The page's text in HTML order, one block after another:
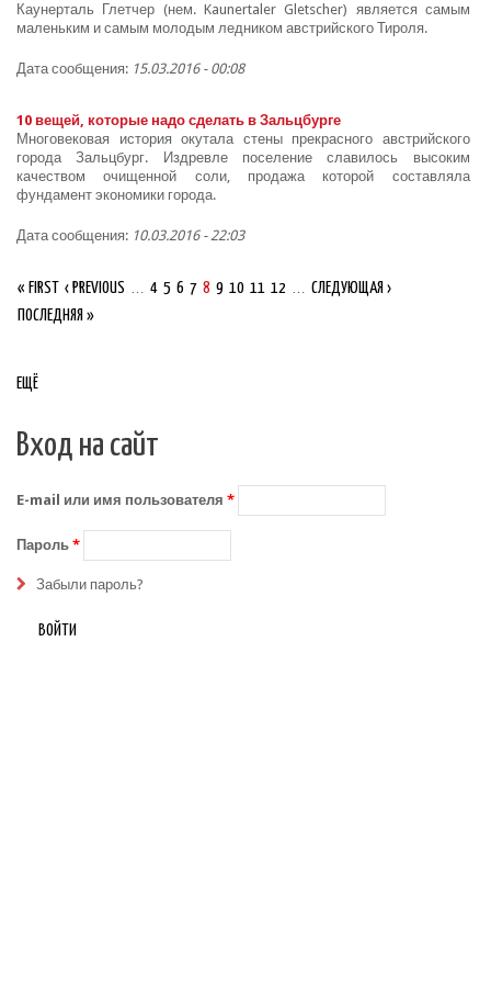
Каунерталь Глетчер (нем. Kaunertaler Gletscher) является самым
маленьким и самым молодым ледником австрийского Тироля.
Дата сообщения: 15.03.2016 - 00:08
10 вещей, которые надо сделать в Зальцбурге
Многовековая история окутала стены прекрасного австрийского
города Зальцбург. Издревле поселение славилось высоким
качеством очищенной соли, продажа которой составляла
фундамент экономики города.
Дата сообщения: 10.03.2016 - 22:03
Страницы
« FIRST ‹ PREVIOUS … 4 5 6 7 8 9 10 11 12 … СЛЕДУЮЩАЯ ›
ПОСЛЕДНЯЯ »
ЕЩЁ
Вход на сайт
E-mail или имя пользователя *
Пароль *
Забыли пароль?